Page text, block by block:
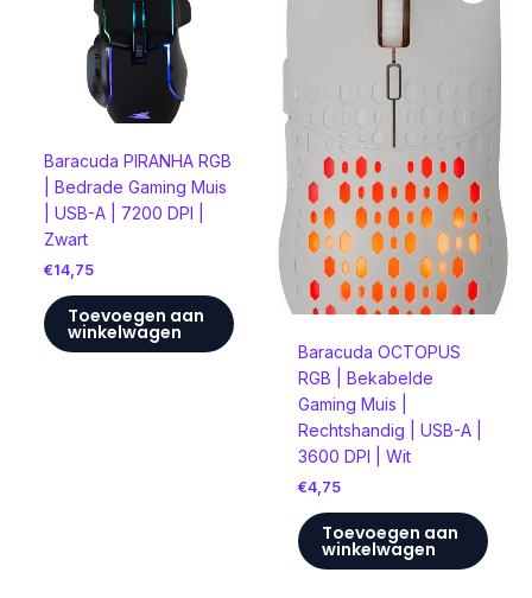
Baracuda PIRANHA RGB
| Bedrade Gaming Muis
| USB-A | 7200 DPI |
Zwart
€14,75
Toevoegen aan
winkelwagen
Baracuda OCTOPUS
RGB | Bekabelde
Gaming Muis |
Rechtshandig | USB-A |
3600 DPI | Wit
€4,75
Toevoegen aan
winkelwagen